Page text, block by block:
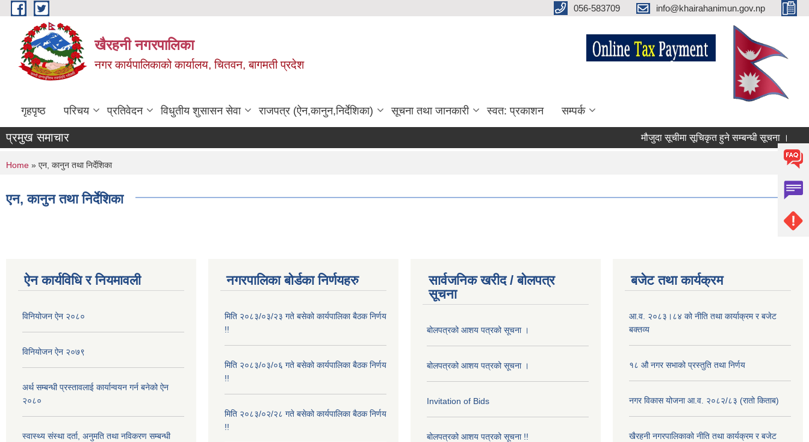
Skip to main content 056-583709 info@khairahanimun.gov.np
खैरहनी नगरपालिका
नगर कार्यपालिकाको कार्यालय, चितवन, बागमती प्रदेश
गृहपृष्ठ परिचय प्रतिवेदन विधुतीय शुसासन सेवा राजपत्र (ऐन,कानुन,निर्देशिका) सूचना तथा जानकारी स्वत: प्रकाशन सम्पर्क
प्रमुख समाचार मौजुदा सूचीमा सूचिकृत हुने सम्बन्धी सूचना ।
You are here
Home » एन, कानुन तथा निर्देशिका
एन, कानुन तथा निर्देशिका
ऐन कार्यविधि र नियमावली
विनियोजन ऐन २०८०
विनियोजन ऐन २०७९
अर्थ सम्बन्धी प्रस्तावलाई कार्यान्वयन गर्न बनेको ऐन
२०८०
स्वास्थ्य संस्था दर्ता, अनुमति तथा नविकरण सम्बन्धी
नगरपालिका बोर्डका निर्णयहरु
मिति २०८३/०३/२३ गते बसेको कार्यपालिका बैठक निर्णय
!!
मिति २०८३/०३/०६ गते बसेको कार्यपालिका बैठक निर्णय
!!
मिति २०८३/०२/२८ गते बसेको कार्यपालिका बैठक निर्णय
!!
सार्वजनिक खरीद / बोलपत्र
सूचना
बोलपत्रको आशय पत्रको सूचना ।
बोलपत्रको आशय पत्रको सूचना ।
Invitation of Bids
बोलपत्रको आशय पत्रको सूचना !!
बजेट तथा कार्यक्रम
आ.व. २०८३।८४ को नीति तथा कार्याक्रम र बजेट
बक्तव्य
१८ औ नगर सभाको प्रस्तुति तथा निर्णय
नगर विकास योजना आ.व. २०८२/८३ (रातो किताब)
खैरहनी नगरपालिकाको नीति तथा कार्यक्रम र बजेट